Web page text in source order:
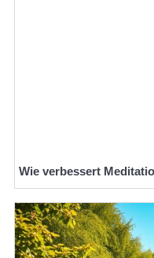
Wie verbessert